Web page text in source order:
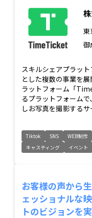
東
御
スキルシェアプラッ
とした複数の事業を
ラットフォーム「
るプラットフォーム
しお写真を撮影する
Tiktok SNS WEB制作
キャスティング
イベント
お客様の声から
ェッショナルな
トのビジョンを実